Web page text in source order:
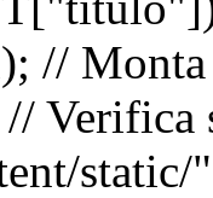
//
Verifica